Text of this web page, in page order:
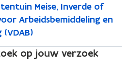
Meise, Inverde of
Arbeidsbemiddeling en
op jouw verzoek